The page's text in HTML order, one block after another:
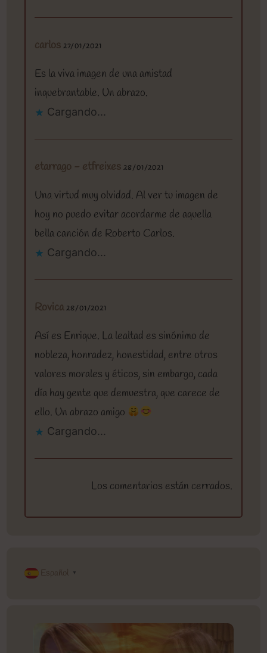
carlos 27/01/2021
Es la viva imagen de una amistad
inquebrantable. Un abrazo.
Cargando...
etarrago - etfreixes 28/01/2021
Una virtud muy olvidad. Al ver tu imagen de
hoy no puedo evitar acordarme de aquella
bella canción de Roberto Carlos.
Cargando...
Rovica 28/01/2021
Así es Enrique. La lealtad es sinónimo de
nobleza, honradez, honestidad, entre otros
valores morales y éticos, sin embargo, cada
día hay gente que demuestra, que carece de
ello. Un abrazo amigo
Cargando...
Los comentarios están cerrados.
Español ▼